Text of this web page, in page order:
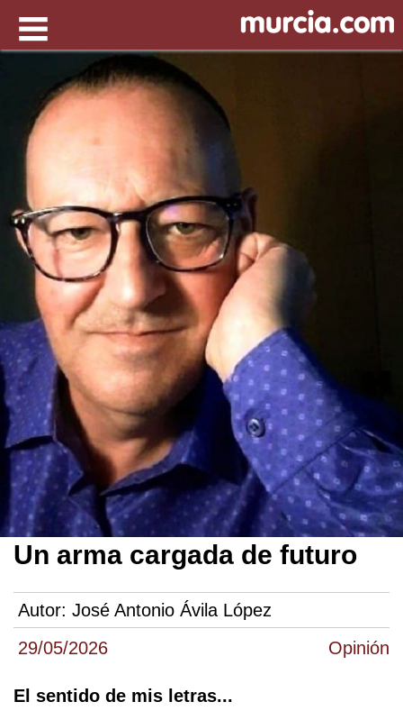
29/05/2026 Opinión
Un arma cargada de futuro
Autor: José Antonio Ávila López
El sentido de mis letras...